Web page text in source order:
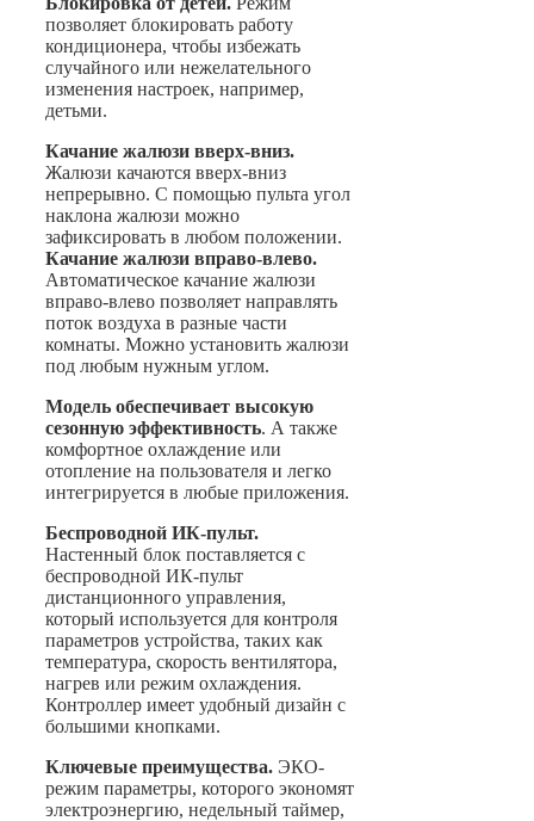
позволяет блокировать работу
кондиционера, чтобы избежать
случайного или нежелательного
изменения настроек, например,
детьми.
Качание жалюзи вверх-вниз.
Жалюзи качаются вверх-вниз
непрерывно. С помощью пульта угол
наклона жалюзи можно
зафиксировать в любом положении.
Качание жалюзи вправо-влево.
Автоматическое качание жалюзи
вправо-влево позволяет направлять
поток воздуха в разные части
комнаты. Можно установить жалюзи
под любым нужным углом.
Модель обеспечивает высокую
сезонную эффективность. А также
комфортное охлаждение или
отопление на пользователя и легко
интегрируется в любые приложения.
Беспроводной ИК-пульт.
Настенный блок поставляется с
беспроводной ИК-пульт
дистанционного управления,
который используется для контроля
параметров устройства, таких как
температура, скорость вентилятора,
нагрев или режим охлаждения.
Контроллер имеет удобный дизайн с
большими кнопками.
Ключевые преимущества. ЭКО-
режим параметры, которого экономят
электроэнергию, недельный таймер,